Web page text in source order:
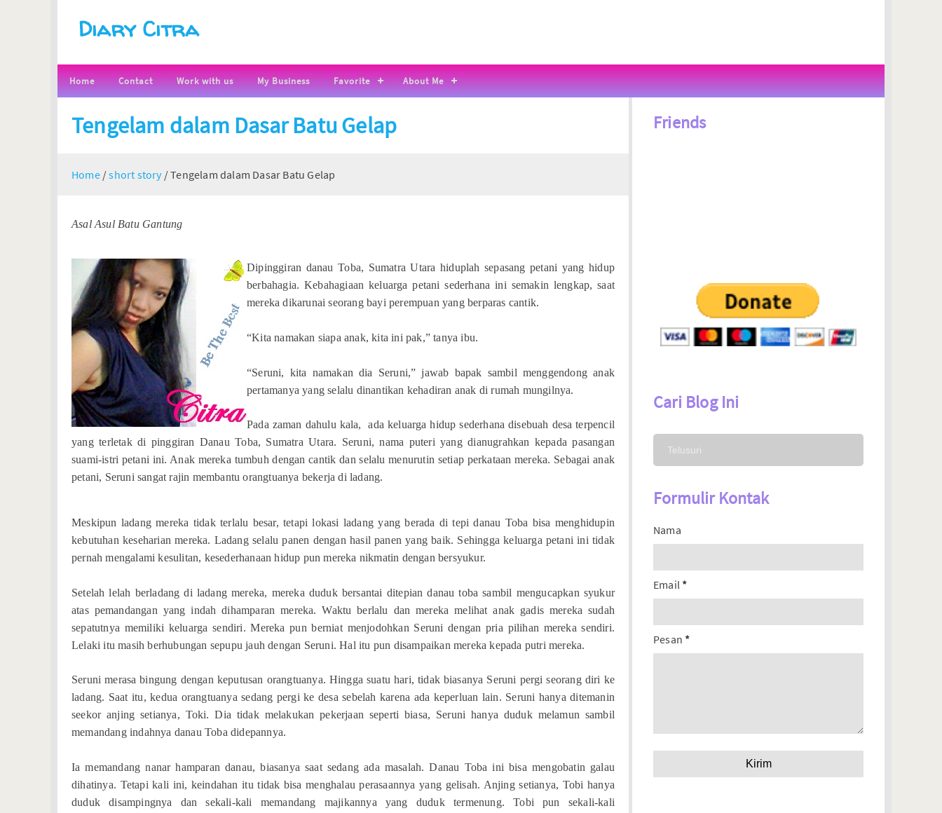
Diary Citra
Home Contact Work with us My Business Favorite About Me
Tengelam dalam Dasar Batu Gelap
Home /short story /Tengelam dalam Dasar Batu Gelap
Asal Asul Batu Gantung
Dipinggiran danau Toba, Sumatra Utara hiduplah sepasang petani yang hidup
berbahagia. Kebahagiaan keluarga petani sederhana ini semakin lengkap, saat
mereka dikarunai seorang bayi perempuan yang berparas cantik.
“Kita namakan siapa anak, kita ini pak,” tanya ibu.
“Seruni, kita namakan dia Seruni,” jawab bapak sambil menggendong anak
pertamanya yang selalu dinantikan kehadiran anak di rumah mungilnya.
Pada zaman dahulu kala, ada keluarga hidup sederhana disebuah desa terpencil
yang terletak di pinggiran Danau Toba, Sumatra Utara. Seruni, nama puteri yang dianugrahkan kepada pasangan
suami-istri petani ini. Anak mereka tumbuh dengan cantik dan selalu menurutin setiap perkataan mereka. Sebagai anak
petani, Seruni sangat rajin membantu orangtuanya bekerja di ladang.
Meskipun ladang mereka tidak terlalu besar, tetapi lokasi ladang yang berada di tepi danau Toba bisa menghidupin
kebutuhan keseharian mereka. Ladang selalu panen dengan hasil panen yang baik. Sehingga keluarga petani ini tidak
pernah mengalami kesulitan, kesederhanaan hidup pun mereka nikmatin dengan bersyukur.
Setelah lelah berladang di ladang mereka, mereka duduk bersantai ditepian danau toba sambil mengucapkan syukur
atas pemandangan yang indah dihamparan mereka. Waktu berlalu dan mereka melihat anak gadis mereka sudah
sepatutnya memiliki keluarga sendiri. Mereka pun berniat menjodohkan Seruni dengan pria pilihan mereka sendiri.
Lelaki itu masih berhubungan sepupu jauh dengan Seruni. Hal itu pun disampaikan mereka kepada putri mereka.
Seruni merasa bingung dengan keputusan orangtuanya. Hingga suatu hari, tidak biasanya Seruni pergi seorang diri ke
ladang. Saat itu, kedua orangtuanya sedang pergi ke desa sebelah karena ada keperluan lain. Seruni hanya ditemanin
seekor anjing setianya, Toki. Dia tidak melakukan pekerjaan seperti biasa, Seruni hanya duduk melamun sambil
memandang indahnya danau Toba didepannya.
Ia memandang nanar hamparan danau, biasanya saat sedang ada masalah. Danau Toba ini bisa mengobatin galau
dihatinya. Tetapi kali ini, keindahan itu tidak bisa menghalau perasaannya yang gelisah. Anjing setianya, Tobi hanya
duduk disampingnya dan sekali-kali memandang majikannya yang duduk termenung. Tobi pun sekali-kali
Friends
Cari Blog Ini
Formulir Kontak
Nama
Email *
Pesan *